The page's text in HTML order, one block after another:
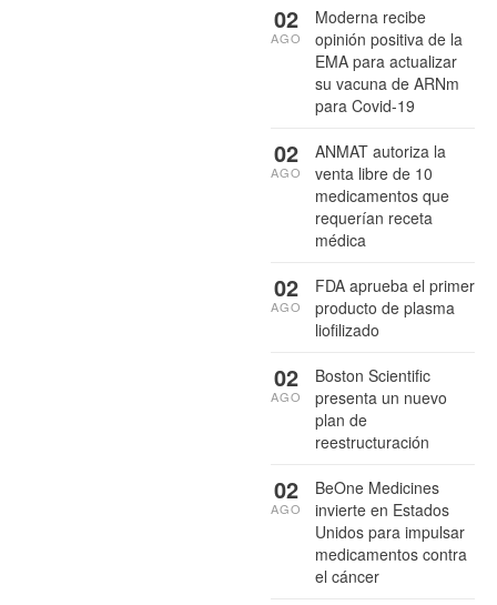
Moderna recibe
opinión positiva de la
EMA para actualizar
su vacuna de ARNm
para Covid-19
02
AGO
ANMAT autoriza la
venta libre de 10
medicamentos que
requerían receta
médica
02
AGO
FDA aprueba el primer
producto de plasma
liofilizado
02
AGO
Boston Scientific
presenta un nuevo
plan de
reestructuración
02
AGO
BeOne Medicines
invierte en Estados
Unidos para impulsar
medicamentos contra
el cáncer
02
AGO